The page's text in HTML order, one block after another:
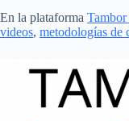
En la plataforma
videos, metodologías de